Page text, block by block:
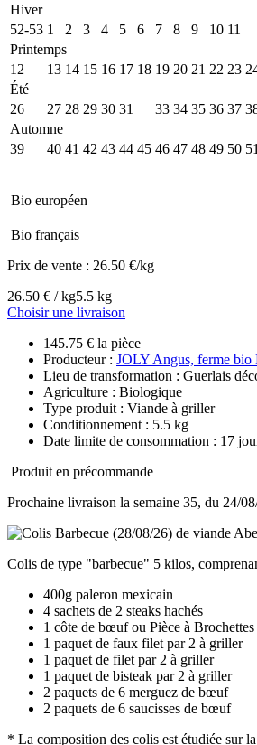
Hiver
52-53 1 2 3 4 5 6 7 8 9 10 11
Printemps
12
13 14 15 16 17 18 19 20 21 22 23
Été
26
27 28 29 30 31 33 34 35 36 37
Automne
39
40 41 42 43 44 45 46 47 48 49 50 51
Bio européen
Bio français
Prix de vente : 26.50 €/kg
26.50 € / kg5.5 kg
Choisir une livraison
145.75 € la pièce
Producteur : JOLY Angus, ferme bio
Lieu de transformation : Guerlais
Agriculture : Biologique
Type produit : Viande à griller
Conditionnement : 5.5 kg
Date limite de consommation : 17
Produit en précommande
Prochaine livraison la semaine 35, du 24/
Colis de type "barbecue" 5 kilos,
400g paleron mexicain
4 sachets de 2 steaks hachés
1 côte de bœuf ou Pièce à
1 paquet de faux filet par 2 à griller
1 paquet de filet par 2 à griller
1 paquet de bisteak par 2 à griller
2 paquets de 6 merguez de bœuf
2 paquets de 6 saucisses de bœuf
* La composition des colis est étudiée sur